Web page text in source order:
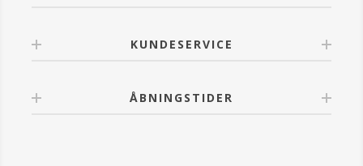
KUNDESERVICE
ÅBNINGSTIDER